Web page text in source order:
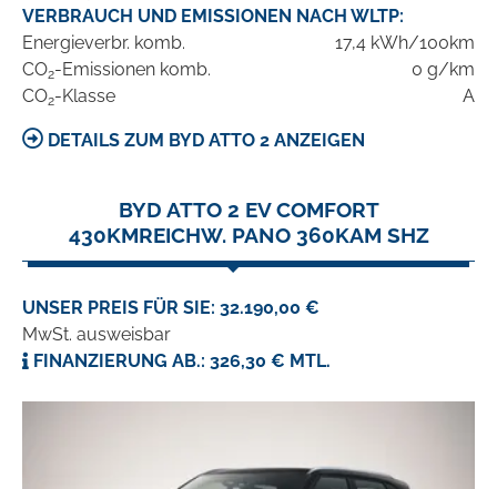
VERBRAUCH UND EMISSIONEN NACH WLTP:
Energieverbr. komb.
17,4 kWh/100km
CO2-Emissionen komb.
0 g/km
CO2-Klasse A
DETAILS ZUM BYD ATTO 2 ANZEIGEN
BYD ATTO 2 EV COMFORT
430KMREICHW. PANO 360KAM SHZ
UNSER PREIS FÜR SIE: 32.190,00 €
MwSt. ausweisbar
FINANZIERUNG AB.: 326,30 € MTL.